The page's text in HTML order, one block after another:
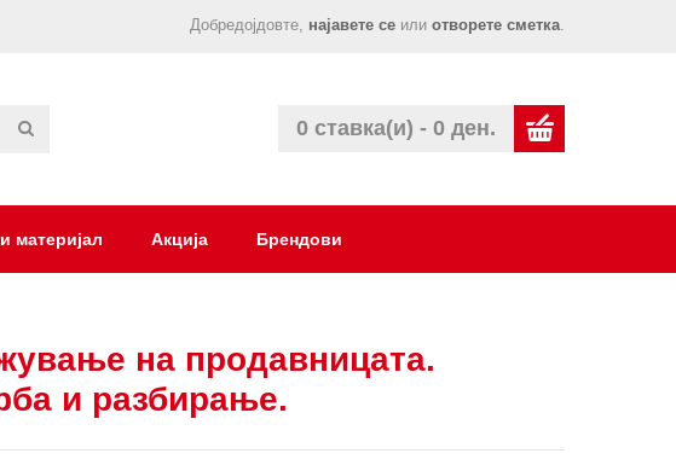
Добредојдовте, најавете се или отворете сметка.
0 ставка(и) - 0 ден.
материјал Акција Брендови
на продавницата.
и разбирање.